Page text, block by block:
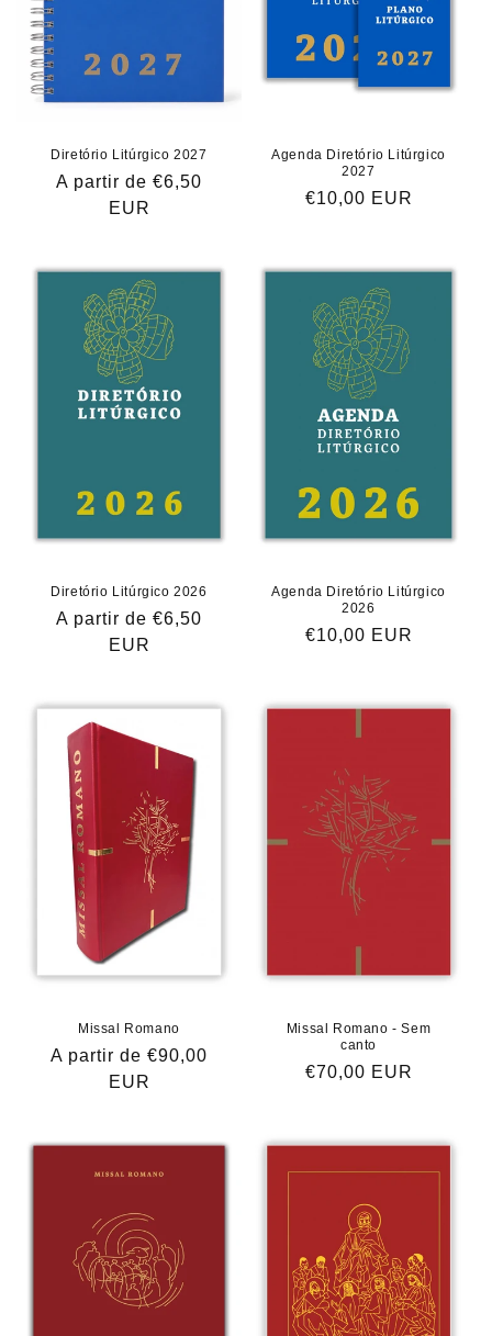
Diretório Litúrgico 2027
Preço
A partir de €6,50
EUR
Agenda Diretório Litúrgico
2027
Preço
€10,00 EUR
Diretório Litúrgico 2026
Preço
A partir de €6,50
EUR
Agenda Diretório Litúrgico
2026
Preço
€10,00 EUR
Missal Romano
Preço
A partir de €90,00
EUR
Missal Romano - Sem
canto
Preço
€70,00 EUR